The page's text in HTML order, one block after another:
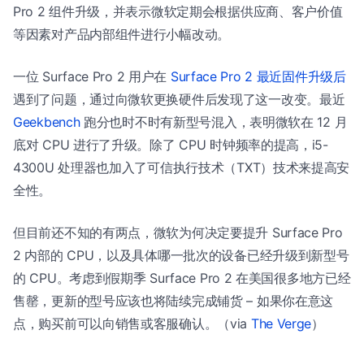
Pro 2 组件升级，并表示微软定期会根据供应商、客户价值
等因素对产品内部组件进行小幅改动。
一位 Surface Pro 2 用户在 Surface Pro 2 最近固件升级后
遇到了问题，通过向微软更换硬件后发现了这一改变。最近
Geekbench跑分也时不时有新型号混入，表明微软在 12 月
底对 CPU 进行了升级。除了 CPU 时钟频率的提高，i5-
4300U 处理器也加入了可信执行技术（TXT）技术来提高安
全性。
但目前还不知的有两点，微软为何决定要提升 Surface Pro
2 内部的 CPU，以及具体哪一批次的设备已经升级到新型号
的 CPU。考虑到假期季 Surface Pro 2 在美国很多地方已经
售罄，更新的型号应该也将陆续完成铺货 – 如果你在意这
点，购买前可以向销售或客服确认。（via The Verge）